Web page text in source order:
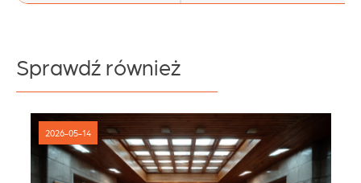
Sprawdź również
2026-05-14